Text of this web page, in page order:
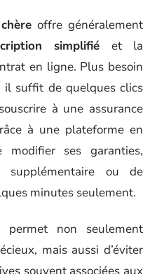
offre généralement
simplifié et la
en ligne. Plus besoin
il suffit de quelques clics
à une assurance
à une plateforme en
ses garanties,
supplémentaire ou de
minutes seulement.
non seulement
mais aussi d’éviter